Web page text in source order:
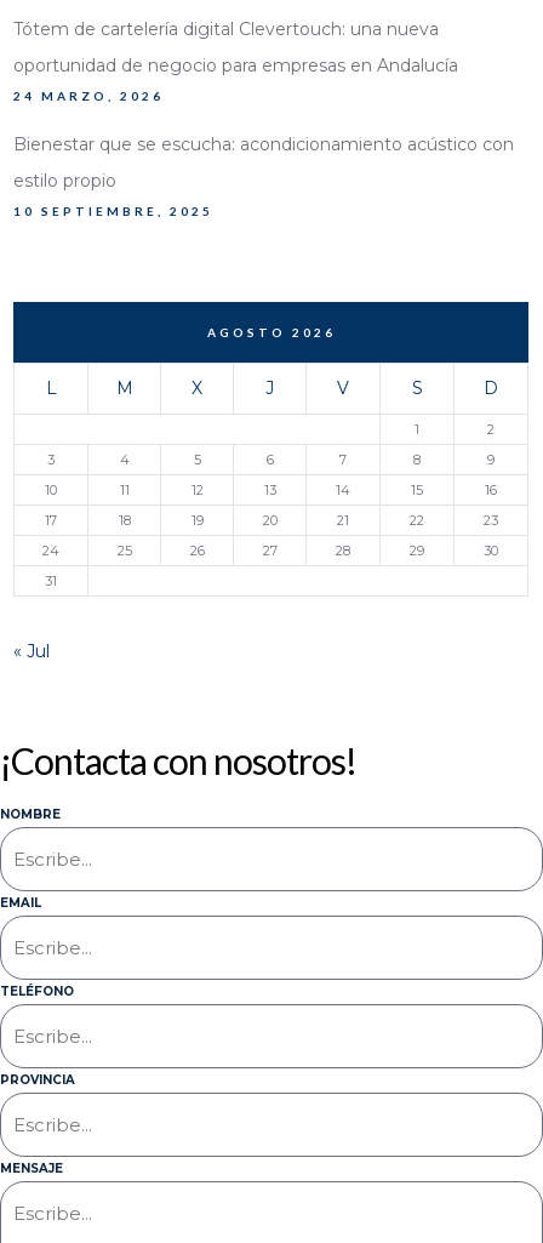
Tótem de cartelería digital Clevertouch: una nueva
oportunidad de negocio para empresas en Andalucía
24 MARZO, 2026
Bienestar que se escucha: acondicionamiento acústico con
estilo propio
10 SEPTIEMBRE, 2025
AGOSTO 2026
L M X J V S D
1
2
3
4 5 6 7 8
9
10
11 12 13 14 15
16
17
18 19 20 21 22
23
24
25 26 27 28 29
30
31
« Jul
¡Contacta con nosotros!
NOMBRE
EMAIL
TELÉFONO
PROVINCIA
MENSAJE